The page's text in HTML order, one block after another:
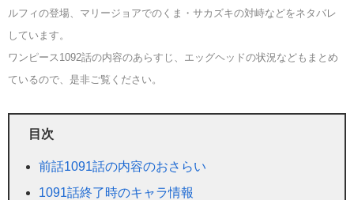
ルフィの登場、マリージョアでのくま・サカズキの対峙などをネタバレ
しています。
ワンピース1092話の内容のあらすじ、エッグヘッドの状況などもまとめ
ているので、是非ご覧ください。
目次
前話1091話の内容のおさらい
1091話終了時のキャラ情報